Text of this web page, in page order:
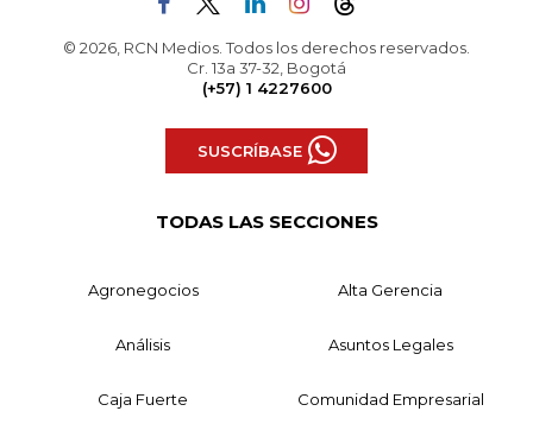
© 2026, RCN Medios. Todos los derechos reservados.
Cr. 13a 37-32, Bogotá
(+57) 1 4227600
SUSCRÍBASE
TODAS LAS SECCIONES
Agronegocios Alta Gerencia
Análisis Asuntos Legales
Caja Fuerte Comunidad Empresarial